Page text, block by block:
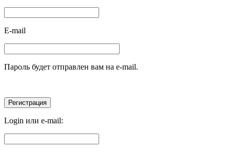
E-mail
Пароль будет отправлен вам на e-mail.
Login или e-mail: